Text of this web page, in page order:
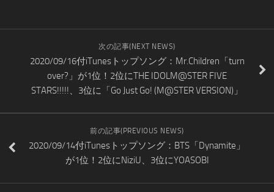
次の記事(NEXT NEWS)
2020/09/16付iTunesトップソング：Mr.Children「turn
over?」が1位！2位にTHE IDOLM@STER FIVE
STARS!!!!!、3位に「Go Just Go! (M@STER VERSION)」
前の記事(PREVIOUS NEWS)
2020/09/14付iTunesトップソング：BTS「Dynamite」
が1位！2位にNiziU、3位にYOASOBI